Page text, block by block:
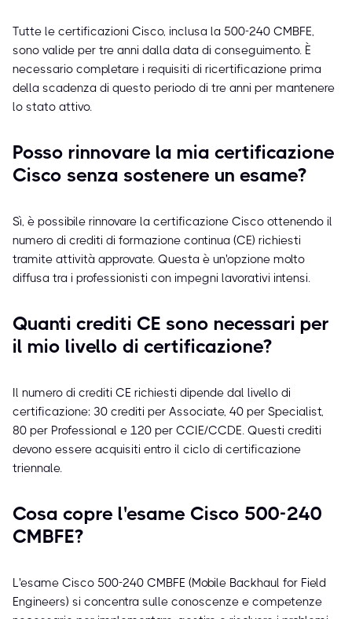
Tutte le certificazioni Cisco, inclusa la 500-240 CMBFE,
sono valide per tre anni dalla data di conseguimento. È
necessario completare i requisiti di ricertificazione prima
della scadenza di questo periodo di tre anni per mantenere
lo stato attivo.
Posso rinnovare la mia certificazione
Cisco senza sostenere un esame?
Sì, è possibile rinnovare la certificazione Cisco ottenendo il
numero di crediti di formazione continua (CE) richiesti
tramite attività approvate. Questa è un'opzione molto
diffusa tra i professionisti con impegni lavorativi intensi.
Quanti crediti CE sono necessari per
il mio livello di certificazione?
Il numero di crediti CE richiesti dipende dal livello di
certificazione: 30 crediti per Associate, 40 per Specialist,
80 per Professional e 120 per CCIE/CCDE. Questi crediti
devono essere acquisiti entro il ciclo di certificazione
triennale.
Cosa copre l'esame Cisco 500-240
CMBFE?
L'esame Cisco 500-240 CMBFE (Mobile Backhaul for Field
Engineers) si concentra sulle conoscenze e competenze